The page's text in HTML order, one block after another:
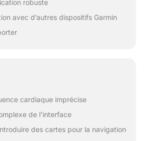
robuste
avec d’autres dispositifs Garmin
cardiaque imprécise
de l’interface
des cartes pour la navigation